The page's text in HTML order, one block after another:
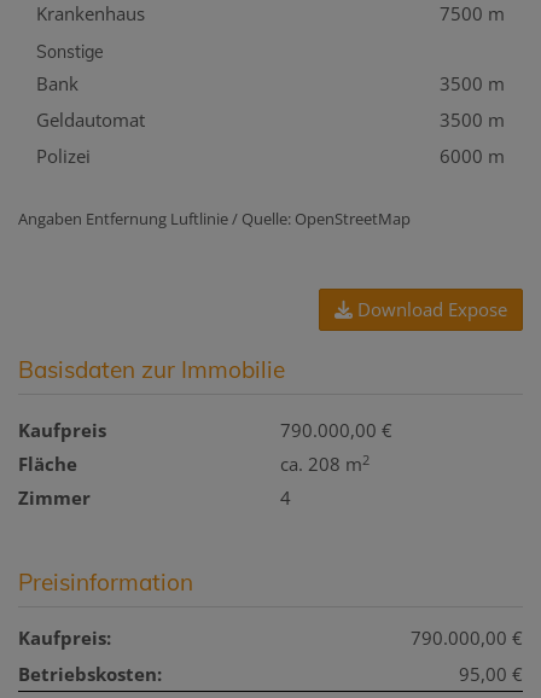
Krankenhaus
7500 m
Sonstige
Bank
3500 m
Geldautomat
3500 m
Polizei
6000 m
Angaben Entfernung Luftlinie / Quelle: OpenStreetMap
Download Expose
Basisdaten zur Immobilie
Kaufpreis
790.000,00 €
Fläche
ca. 208 m2
Zimmer 4
Preisinformation
Kaufpreis:
790.000,00 €
Betriebskosten:
95,00 €